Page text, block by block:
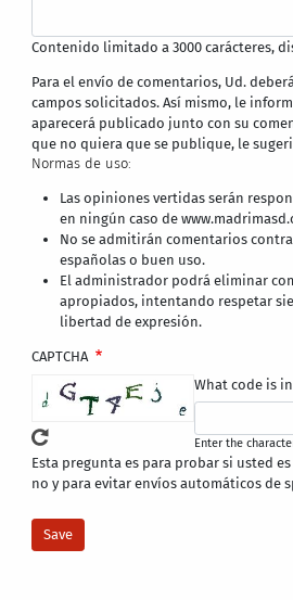
Contenido limitado a 3000 carácteres,
Para el envío de comentarios, Ud.
campos solicitados. Así mismo, le
aparecerá publicado junto con su
que no quiera que se publique, le
Normas de uso:
Las opiniones vertidas serán
en ningún caso de
No se admitirán comentarios
españolas o buen uso.
El administrador podrá eliminar
apropiados, intentando respetar
libertad de expresión.
CAPTCHA
What code is
Enter the
Esta pregunta es para probar si usted
no y para evitar envíos automáticos de